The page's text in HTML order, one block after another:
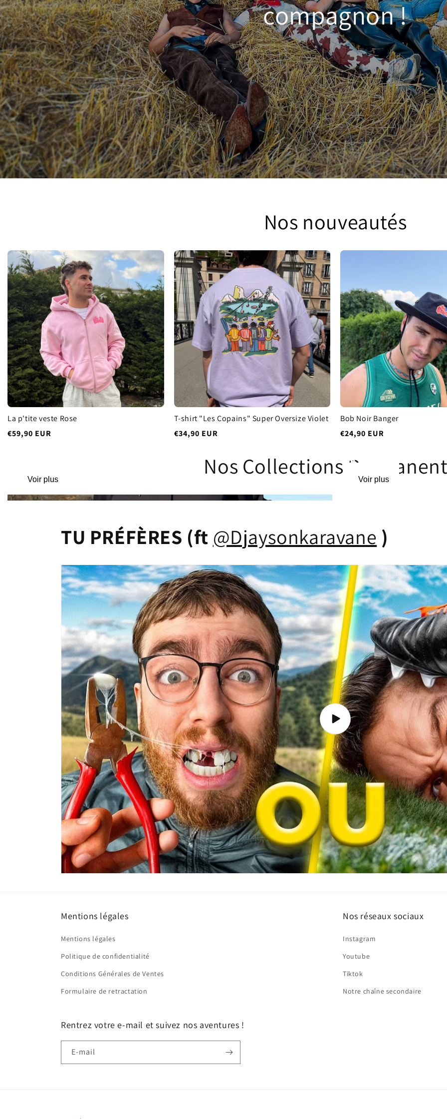
compagnon !
Nos nouveautés
La p'tite veste Rose
Prix
€59,90 EUR
T-shirt "Les Copains" Super Oversize Violet
Prix
€34,90 EUR
Bob Noir Banger
Prix
€24,90 EUR
Nos Collections
Voir plus
Accessoires
T-shirts
Voir plus
TU PRÉFÈRES (ft ‪@Djaysonkaravane )
Mentions légales
Mentions légales
Politique de confidentialité
Conditions Générales de Ventes
Formulaire de retractation
Nos réseaux sociaux
Instagram
Youtube
Tiktok
Notre chaîne secondaire
Rentrez votre e-mail et suivez nos aventures !
E-mail